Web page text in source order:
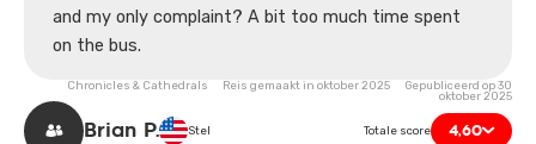
and my only complaint? A bit too much time spent
on the bus.
Chronicles & Cathedrals Reis gemaakt in oktober 2025 Gepubliceerd op 30
oktober 2025
Brian P. Stel Totale score 4,60